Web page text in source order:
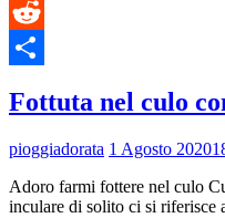
VK
Reddit
Fottuta nel culo
pioggiadorata 1 Agosto 2020
Adoro farmi fottere nel culo
inculare di solito ci si riferisce